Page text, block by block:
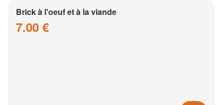
Brick à l'oeuf et à la viande
7.00 €